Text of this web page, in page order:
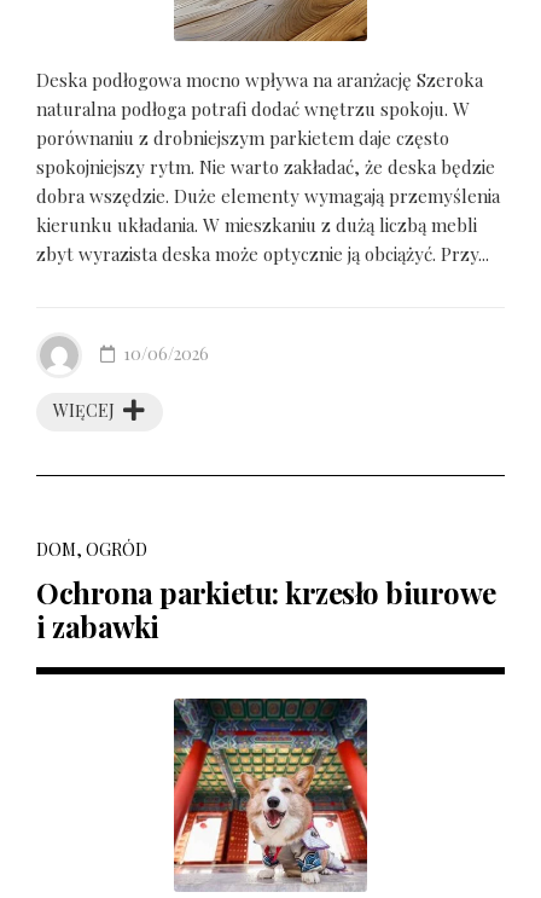
Deska podłogowa mocno wpływa na aranżację Szeroka
naturalna podłoga potrafi dodać wnętrzu spokoju. W
porównaniu z drobniejszym parkietem daje często
spokojniejszy rytm. Nie warto zakładać, że deska będzie
dobra wszędzie. Duże elementy wymagają przemyślenia
kierunku układania. W mieszkaniu z dużą liczbą mebli
zbyt wyrazista deska może optycznie ją obciążyć. Przy...
WIĘCEJ
10/06/2026
DOM, OGRÓD
Ochrona parkietu: krzesło biurowe
i zabawki